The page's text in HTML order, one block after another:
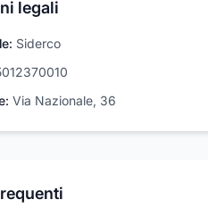
legali
Siderco
Via Nazionale, 36